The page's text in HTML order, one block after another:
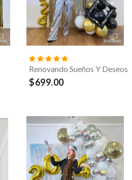
Renovando Sueños Y Deseos
$699.00